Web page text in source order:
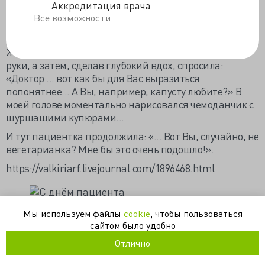
Аккредитация врача
Все возможности
лечение, что и они. Значит, я не зря к Вам пришла. Но
вот, что мне особо хочется - чтобы с врачом была
Женщина внимательно посмотрела на моё лицо и
руки, а затем, сделав глубокий вдох, спросила:
«Доктор ... вот как бы для Вас выразиться
попонятнее... А Вы, например, капусту любите?» В
моей голове моментально нарисовался чемоданчик с
шуршащими купюрами...
И тут пациентка продолжила: «... Вот Вы, случайно, не
вегетарианка? Мне бы это очень подошло!».
https://valkiriarf.livejournal.com/1896468.html
пациенты
Мы используем файлы cookie , чтобы пользоваться
сайтом было удобно
Отлично